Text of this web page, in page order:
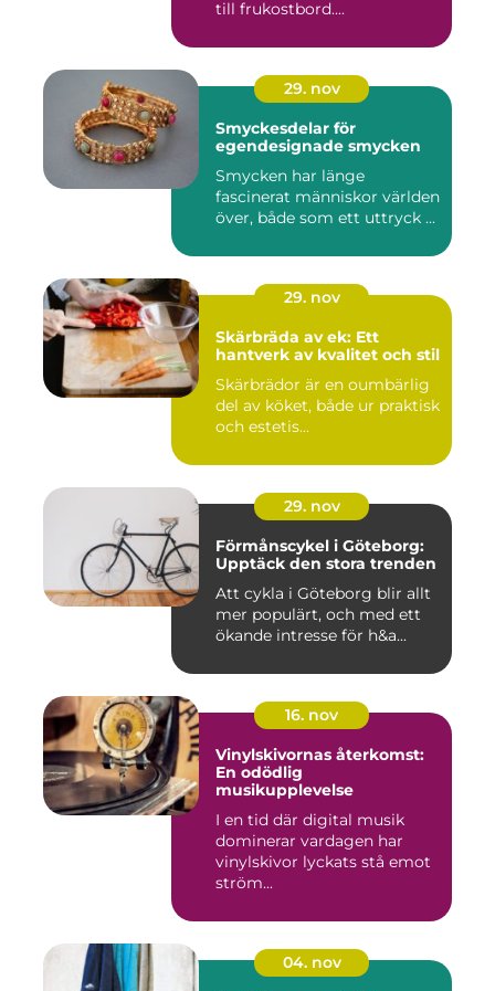
till frukostbord....
29. nov
Smyckesdelar för
egendesignade smycken
Smycken har länge
fascinerat människor världen
över, både som ett uttryck ...
29. nov
Skärbräda av ek: Ett
hantverk av kvalitet och stil
Skärbrädor är en oumbärlig
del av köket, både ur praktisk
och estetis...
29. nov
Förmånscykel i Göteborg:
Upptäck den stora trenden
Att cykla i Göteborg blir allt
mer populärt, och med ett
ökande intresse för h&a...
16. nov
Vinylskivornas återkomst:
En odödlig
musikupplevelse
I en tid där digital musik
dominerar vardagen har
vinylskivor lyckats stå emot
ström...
04. nov